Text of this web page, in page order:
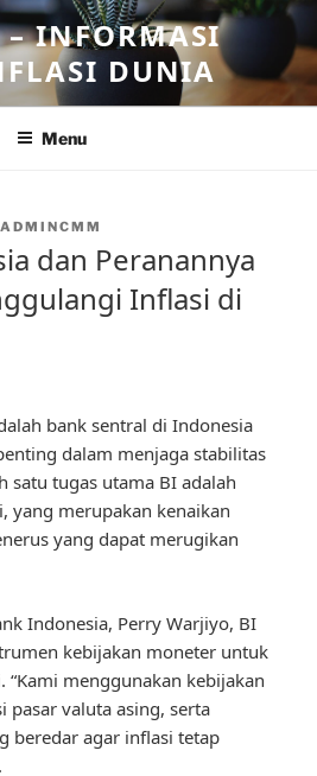
– INFORMASI
DUNIA
Menu
ADMINCMM
dan Peranannya
Inflasi di
bank sentral di Indonesia
dalam menjaga stabilitas
satu tugas utama BI adalah
yang merupakan kenaikan
yang dapat merugikan
Indonesia, Perry Warjiyo, BI
kebijakan moneter untuk
menggunakan kebijakan
pasar valuta asing, serta
beredar agar inflasi tetap